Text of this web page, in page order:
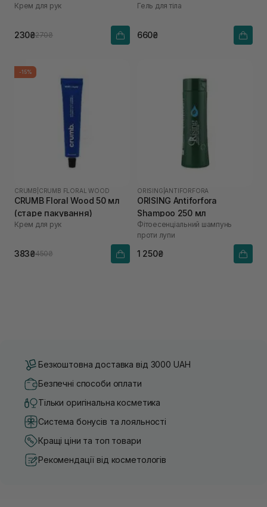
Крем для рук
230₴270₴
Гель для тіла
660₴
-15%
CRUMB CRUMB FLORAL WOOD
CRUMB Floral Wood 50 мл
(старе пакування)
Крем для рук
383₴450₴
ORISING ANTIFORFORA
ORISING Antiforfora
Shampoo 250 мл
Фітоесенціальний шампунь
проти лупи
1 250₴
Безкоштовна доставка від 3000 UAH
Безпечні способи оплати
Тільки оригінальна косметика
Система бонусів та лояльності
Кращі ціни та топ товари
Рекомендації від косметологів